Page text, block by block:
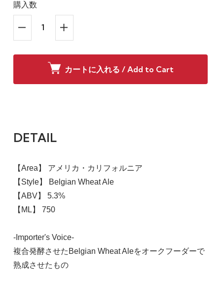
購入数
カートに入れる / Add to Cart
DETAIL
【Area】 アメリカ・カリフォルニア
【Style】 Belgian Wheat Ale
【ABV】 5.3%
【ML】 750
-Importer's Voice-
複合発酵させたBelgian Wheat Aleをオークフーダーで
熟成させたもの